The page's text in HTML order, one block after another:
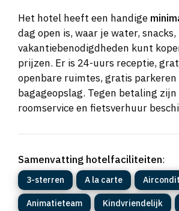
Het hotel heeft een handige
dag open is, waar je water, snacks,
vakantiebenodigdheden kunt
prijzen. Er is 24-uurs receptie,
openbare ruimtes, gratis parkeren
bagageopslag. Tegen betaling zijn
roomservice en fietsverhuur
Samenvatting hotelfaciliteiten:
3-sterren A la carte
Animatieteam Kindvriendelijk